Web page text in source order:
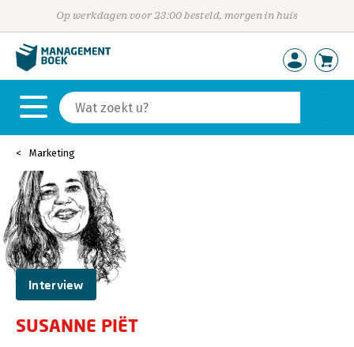
Op werkdagen voor 23:00 besteld, morgen in huis
Marketing
Interview
SUSANNE PIËT